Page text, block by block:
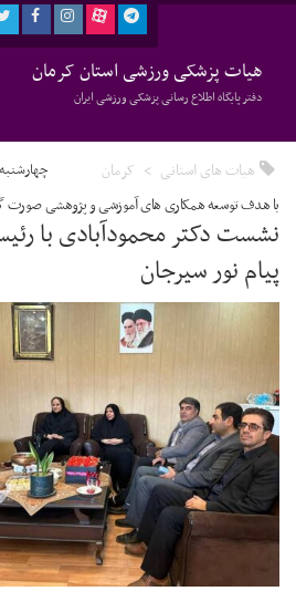
هیات پزشکی ورزشی استان کرمان
دفتر پایگاه اطلاع رسانی پزشکی ورزشی ایران
هیات های استانی کرمان چهارشنبه ۷ آبان ۱۴۰۴ - ۰۹:۱۹
با هدف توسعه همکاری های آموزشی و پژوهشی صورت
نشست دکتر محمودآبادی با
پیام نور سیرجان